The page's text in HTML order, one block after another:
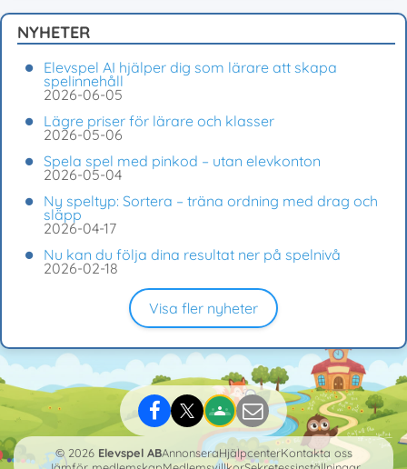
NYHETER
Elevspel AI hjälper dig som lärare att skapa
spelinnehåll
2026-06-05
Lägre priser för lärare och klasser
2026-05-06
Spela spel med pinkod – utan elevkonton
2026-05-04
Ny speltyp: Sortera – träna ordning med drag och
släpp
2026-04-17
Nu kan du följa dina resultat ner på spelnivå
2026-02-18
Visa fler nyheter
© 2026 Elevspel ABAnnonseraHjälpcenterKontakta oss